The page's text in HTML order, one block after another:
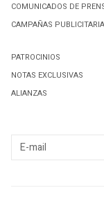
COMUNICADOS DE
CAMPAÑAS
PATROCINIOS
NOTAS EXCLUSIVAS
ALIANZAS